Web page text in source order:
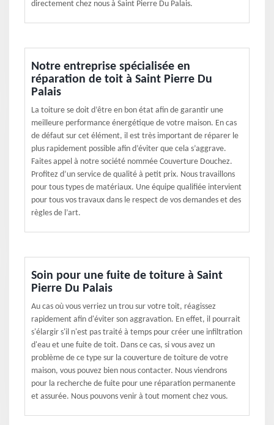
directement chez nous à Saint Pierre Du Palais.
Notre entreprise spécialisée en
réparation de toit à Saint Pierre Du
Palais
La toiture se doit d’être en bon état afin de garantir une
meilleure performance énergétique de votre maison. En cas
de défaut sur cet élément, il est très important de réparer le
plus rapidement possible afin d’éviter que cela s’aggrave.
Faites appel à notre société nommée Couverture Douchez.
Profitez d’un service de qualité à petit prix. Nous travaillons
pour tous types de matériaux. Une équipe qualifiée intervient
pour tous vos travaux dans le respect de vos demandes et des
règles de l’art.
Soin pour une fuite de toiture à Saint
Pierre Du Palais
Au cas où vous verriez un trou sur votre toit, réagissez
rapidement afin d'éviter son aggravation. En effet, il pourrait
s'élargir s'il n'est pas traité à temps pour créer une infiltration
d'eau et une fuite de toit. Dans ce cas, si vous avez un
problème de ce type sur la couverture de toiture de votre
maison, vous pouvez bien nous contacter. Nous viendrons
pour la recherche de fuite pour une réparation permanente
et assurée. Nous pouvons venir à tout moment chez vous.